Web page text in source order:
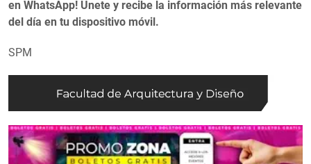
en WhatsApp! Únete y recibe la información más relevante
del día en tu dispositivo móvil.
SPM